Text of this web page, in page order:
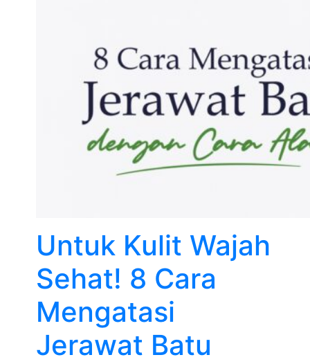
Untuk Kulit Wajah
Sehat! 8 Cara
Mengatasi
Jerawat Batu